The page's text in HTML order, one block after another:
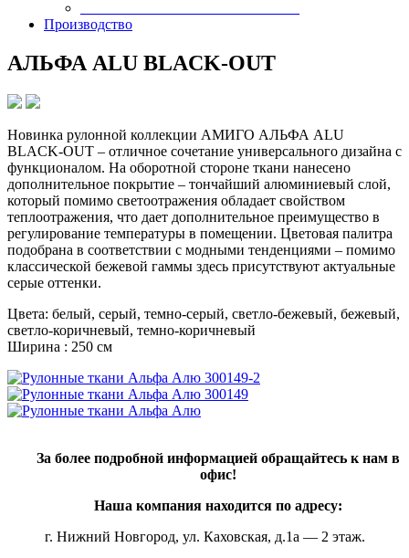
Производство
АЛЬФА ALU BLACK-OUT
Новинка рулонной коллекции АМИГО АЛЬФА ALU
BLACK-OUT – отличное сочетание универсального дизайна с
функционалом. На оборотной стороне ткани нанесено
дополнительное покрытие – тончайший алюминиевый слой,
который помимо светоотражения обладает свойством
теплоотражения, что дает дополнительное преимущество в
регулирование температуры в помещении. Цветовая палитра
подобрана в соответствии с модными тенденциями – помимо
классической бежевой гаммы здесь присутствуют актуальные
серые оттенки.
Цвета: белый, серый, темно-серый, светло-бежевый, бежевый,
светло-коричневый, темно-коричневый
Ширина : 250 см
За более подробной информацией обращайтесь к нам в
офис!
Наша компания находится по адресу:
г. Нижний Новгород, ул. Каховская, д.1а — 2 этаж.